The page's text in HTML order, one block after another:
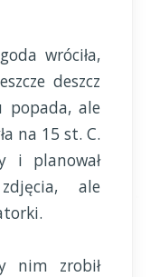
wróciła,
deszcz
popada, ale
na 15 st. C.
i planował
ale
nim zrobił